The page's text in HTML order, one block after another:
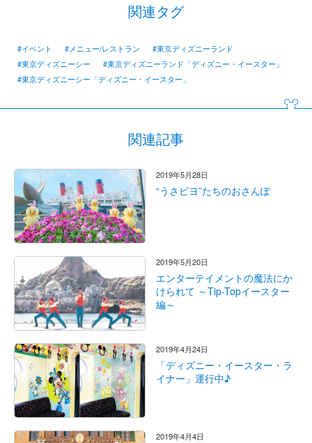
関連タグ
#イベント #メニュー/レストラン
#東京ディズニーランド
#東京ディズニーシー
#東京ディズニーランド「ディズニー・イースター」
#東京ディズニーシー「ディズニー・イースター」
関連記事
2019年5月28日
“うさピヨ”たちのおさんぽ
2019年5月20日
エンターテイメントの魔法にか
けられて ～Tip-Topイースター
編～
2019年4月24日
「ディズニー・イースター・ラ
イナー」運行中♪
2019年4月4日